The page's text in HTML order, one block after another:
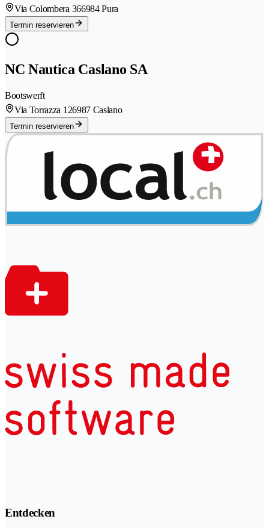
Via Colombera 366984 Pura
Termin reservieren
NC Nautica Caslano SA
Bootswerft
Via Torrazza 126987 Caslano
Termin reservieren
Entdecken